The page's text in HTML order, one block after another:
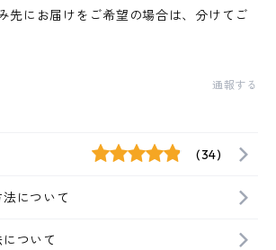
先にお届けをご希望の場合は、分けてご
通報する
(34)
について
ついて